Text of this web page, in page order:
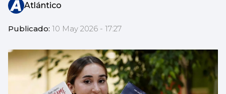
Atlántico
Publicado: 10 May 2026 - 17:27